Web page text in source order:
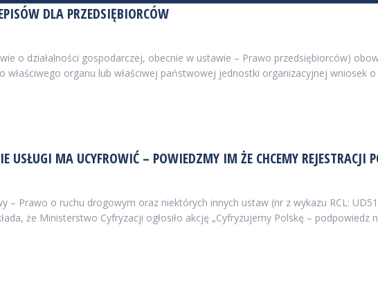
DLA PRZEDSIĘBIORCÓW
o działalności gospodarczej, obecnie w ustawie – Prawo przedsiębiorców)
właściwego organu lub właściwej państwowej jednostki organizacyjnej wniosek
USŁUGI MA UCYFROWIĆ – POWIEDZMY IM ŻE CHCEMY REJESTRACJI
– Prawo o ruchu drogowym oraz niektórych innych ustaw (nr z wykazu RCL:
że Ministerstwo Cyfryzacji ogłosiło akcję „Cyfryzujemy Polskę –